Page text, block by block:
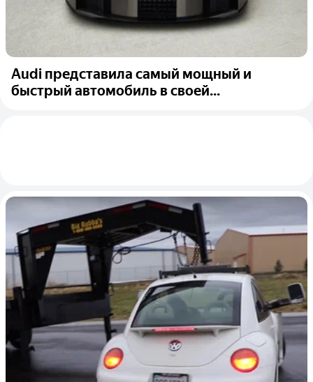
Audi представила самый мощный и
быстрый автомобиль в своей...